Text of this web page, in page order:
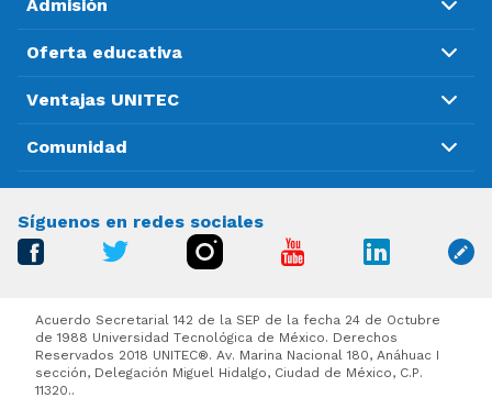
Admisión
Oferta educativa
Ventajas UNITEC
Comunidad
Síguenos en redes sociales
Acuerdo Secretarial 142 de la SEP de la fecha 24 de Octubre
de 1988 Universidad Tecnológica de México. Derechos
Reservados 2018 UNITEC®. Av. Marina Nacional 180, Anáhuac I
sección, Delegación Miguel Hidalgo, Ciudad de México, C.P.
11320..